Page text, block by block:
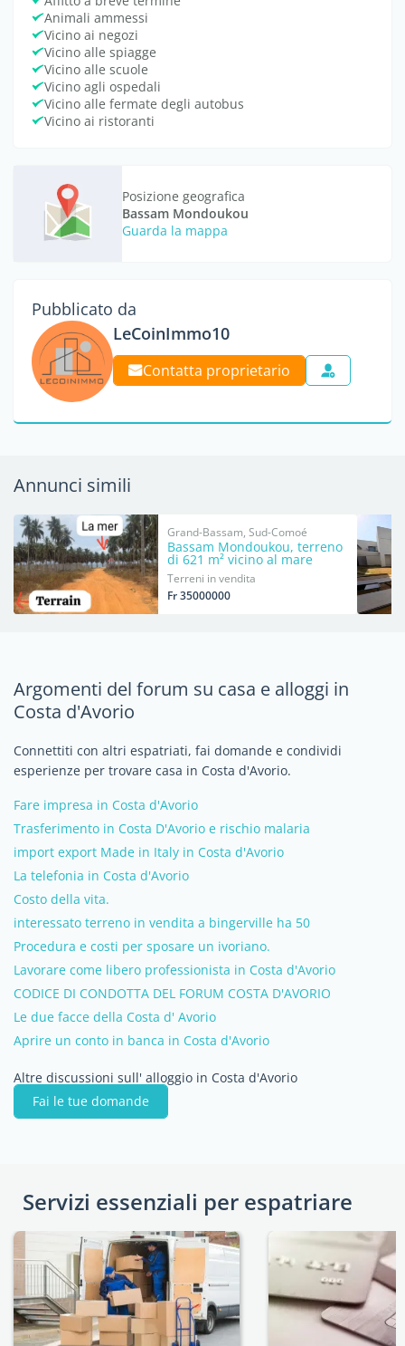
Animali ammessi
Vicino ai negozi
Vicino alle spiagge
Vicino alle scuole
Vicino agli ospedali
Vicino alle fermate degli autobus
Vicino ai ristoranti
Posizione geografica
Bassam Mondoukou
Guarda la mappa
Pubblicato da
LeCoinImmo10
Contatta proprietario
Annunci simili
Grand-Bassam, Sud-Comoé
Bassam Mondoukou, terreno
di 621 m² vicino al mare
Terreni in vendita
Fr 35000000
Argomenti del forum su casa e alloggi in
Costa d'Avorio
Connettiti con altri espatriati, fai domande e condividi
esperienze per trovare casa in Costa d'Avorio.
Fare impresa in Costa d'Avorio
Trasferimento in Costa D'Avorio e rischio malaria
import export Made in Italy in Costa d'Avorio
La telefonia in Costa d'Avorio
Costo della vita.
interessato terreno in vendita a bingerville ha 50
Procedura e costi per sposare un ivoriano.
Lavorare come libero professionista in Costa d'Avorio
CODICE DI CONDOTTA DEL FORUM COSTA D'AVORIO
Le due facce della Costa d' Avorio
Aprire un conto in banca in Costa d'Avorio
Altre discussioni sull' alloggio in Costa d'Avorio
Fai le tue domande
Servizi essenziali per espatriare